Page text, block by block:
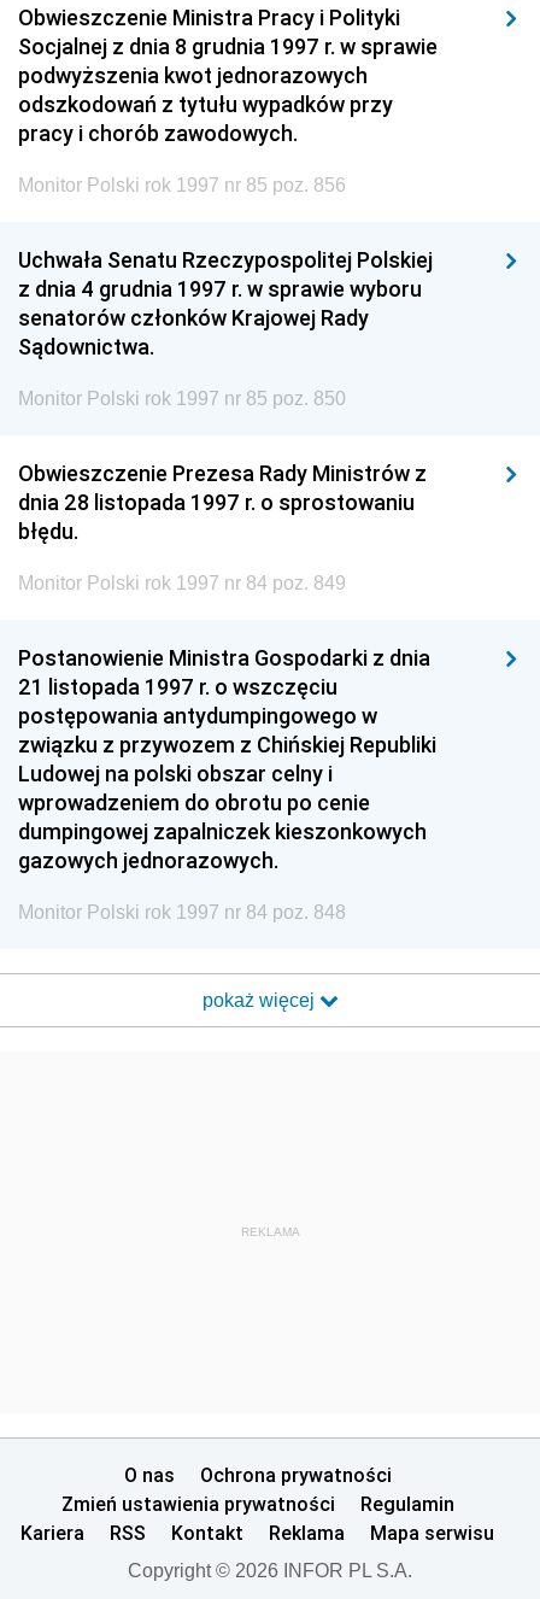
Obwieszczenie Ministra Pracy i Polityki
Socjalnej z dnia 8 grudnia 1997 r. w sprawie
podwyższenia kwot jednorazowych
odszkodowań z tytułu wypadków przy
pracy i chorób zawodowych.
Monitor Polski rok 1997 nr 85 poz. 856
Uchwała Senatu Rzeczypospolitej Polskiej
z dnia 4 grudnia 1997 r. w sprawie wyboru
senatorów członków Krajowej Rady
Sądownictwa.
Monitor Polski rok 1997 nr 85 poz. 850
Obwieszczenie Prezesa Rady Ministrów z
dnia 28 listopada 1997 r. o sprostowaniu
błędu.
Monitor Polski rok 1997 nr 84 poz. 849
Postanowienie Ministra Gospodarki z dnia
21 listopada 1997 r. o wszczęciu
postępowania antydumpingowego w
związku z przywozem z Chińskiej Republiki
Ludowej na polski obszar celny i
wprowadzeniem do obrotu po cenie
dumpingowej zapalniczek kieszonkowych
gazowych jednorazowych.
Monitor Polski rok 1997 nr 84 poz. 848
pokaż więcej
REKLAMA
O nas
Ochrona prywatności
Zmień ustawienia prywatności
Regulamin
Kariera
RSS Kontakt Reklama Mapa serwisu
Copyright © 2026 INFOR PL S.A.